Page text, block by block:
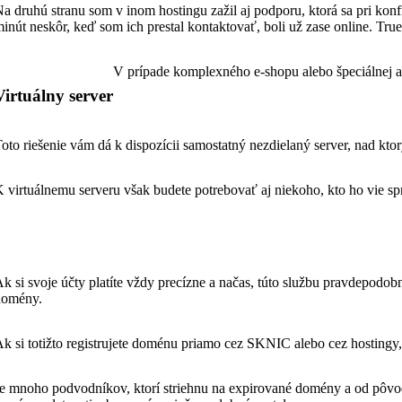
druhú stranu som v inom hostingu zažil aj podporu, ktorá sa pri
neskôr, keď som ich prestal kontaktovať, boli už zase online.
server
V prípade komplexného e-shopu alebo špeciálnej
riešenie vám dá k dispozícii samostatný nezdielaný server, nad
virtuálnemu serveru však budete potrebovať aj niekoho, kto ho vie
si svoje účty platíte vždy precízne a načas, túto službu
si totižto registrujete doménu priamo cez SKNIC alebo cez
mnoho podvodníkov, ktorí striehnu na expirované domény a od